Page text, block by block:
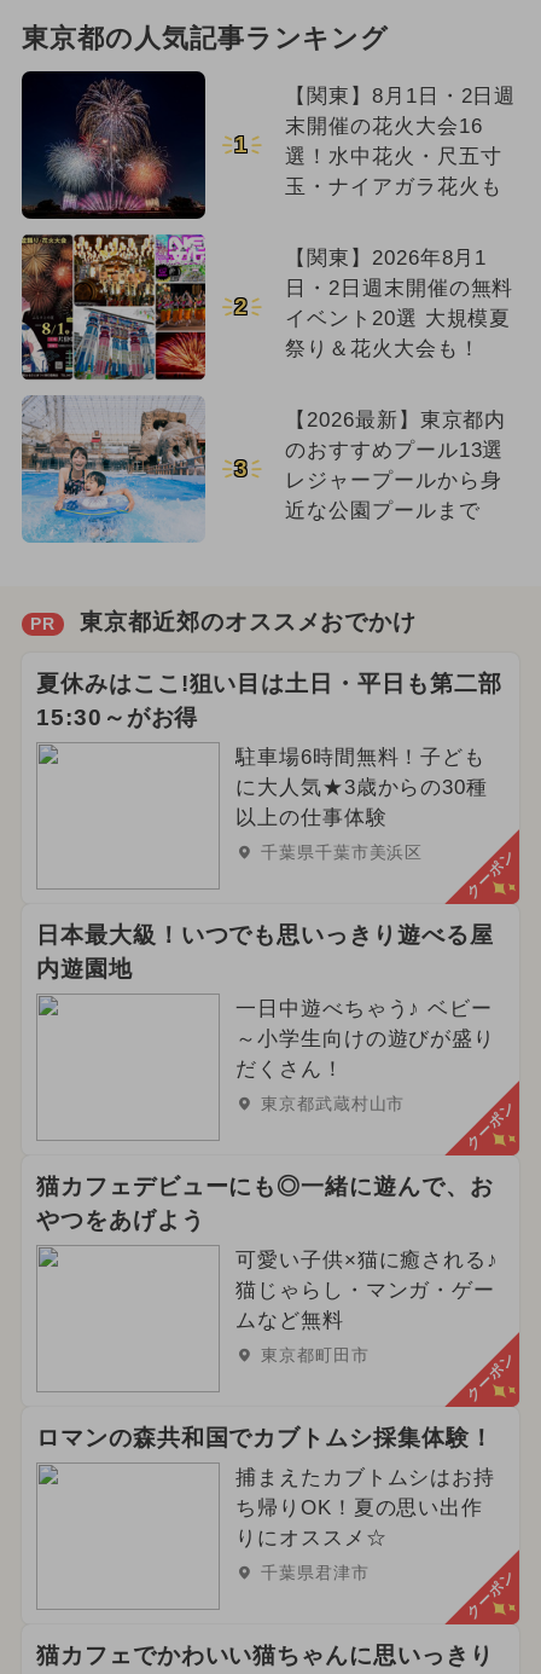
東京都の人気記事ランキング
1
【関東】8月1日・2日週
末開催の花火大会16
選！水中花火・尺五寸
玉・ナイアガラ花火も
2
【関東】2026年8月1
日・2日週末開催の無料
イベント20選 大規模夏
祭り＆花火大会も！
3
【2026最新】東京都内
のおすすめプール13選
レジャープールから身
近な公園プールまで
PR 東京都近郊のオススメおでかけ
夏休みはここ!狙い目は土日・平日も第二部
15:30～がお得
駐車場6時間無料！子ども
に大人気★3歳からの30種
以上の仕事体験
千葉県千葉市美浜区 クーポン
日本最大級！いつでも思いっきり遊べる屋
内遊園地
一日中遊べちゃう♪ ベビー
～小学生向けの遊びが盛り
だくさん！
東京都武蔵村山市 クーポン
猫カフェデビューにも◎一緒に遊んで、お
やつをあげよう
可愛い子供×猫に癒される♪
猫じゃらし・マンガ・ゲー
ムなど無料
東京都町田市 クーポン
ロマンの森共和国でカブトムシ採集体験！
捕まえたカブトムシはお持
ち帰りOK！夏の思い出作
りにオススメ☆
千葉県君津市 クーポン
猫カフェでかわいい猫ちゃんに思いっきり